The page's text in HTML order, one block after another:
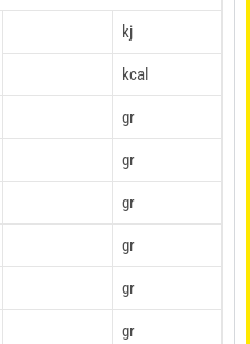
kj
kcal
gr
gr
gr
gr
gr
gr